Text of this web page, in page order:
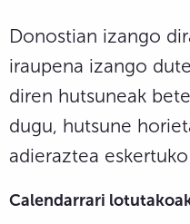
Donostian izango
iraupena izango
diren hutsuneak
dugu, hutsune
adieraztea
Calendarrari